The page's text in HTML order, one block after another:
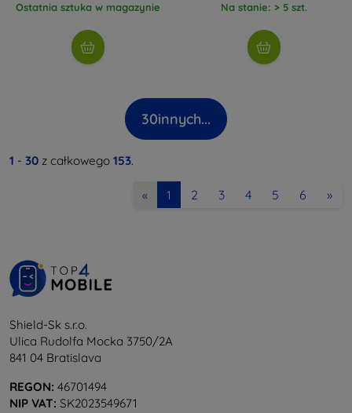
Ostatnia sztuka w magazynie Na stanie: > 5 szt.
30innych...
1 - 30 z całkowego 153.
« 1 2 3 4 5 6 »
Shield-Sk s.r.o.
Ulica Rudolfa Mocka 3750/2A
841 04 Bratislava
REGON: 46701494
NIP VAT: SK2023549671